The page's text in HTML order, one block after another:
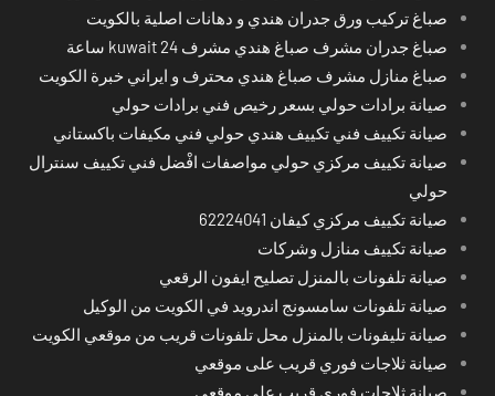
صباغ تركيب ورق جدران هندي و دهانات اصلية بالكويت
صباغ جدران مشرف صباغ هندي مشرف kuwait 24 ساعة
صباغ منازل مشرف صباغ هندي محترف و ايراني خبرة الكويت
صيانة برادات حولي بسعر رخيص فني برادات حولي
صيانة تكييف فني تكييف هندي حولي فني مكيفات باكستاني
صيانة تكييف مركزي حولي مواصفات افْضل فني تكييف سنترال
حولي
صيانة تكييف مركزي كيفان 62224041
صيانة تكييف منازل وشركات
صيانة تلفونات بالمنزل تصليح ايفون الرقعي
صيانة تلفونات سامسونج اندرويد في الكويت من الوكيل
صيانة تليفونات بالمنزل محل تلفونات قريب من موقعي الكويت
صيانة ثلاجات فوري قريب على موقعي
صيانة ثلاجات فوري قريب على موقعي